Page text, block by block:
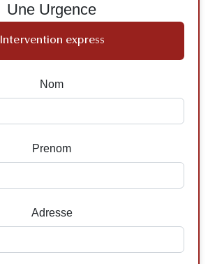
Une Urgence
Intervention express
Nom
Prenom
Adresse